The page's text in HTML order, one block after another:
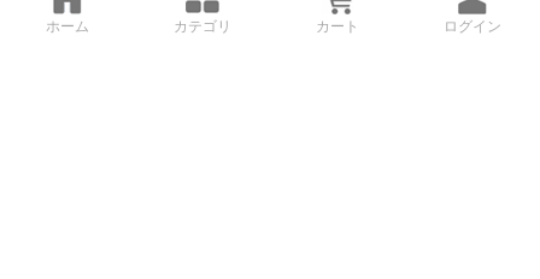
ホーム カテゴリ カート ログイン